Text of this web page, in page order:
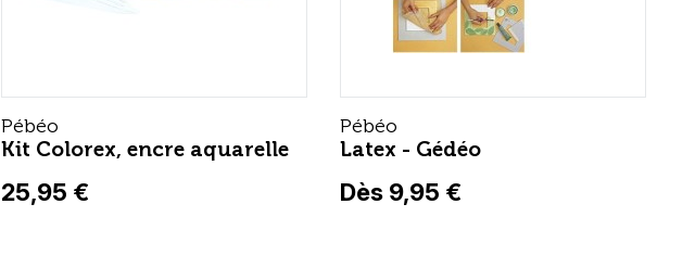
Pébéo
Kit Colorex, encre aquarelle
25,95 €
Pébéo
Latex - Gédéo
Dès 9,95 €